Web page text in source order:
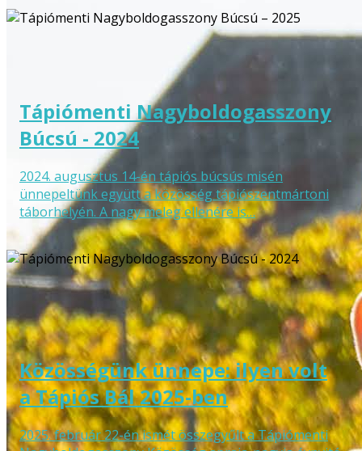
Tápiómenti Nagyboldogasszony
Búcsú - 2024
2024. augusztus 14-én tápiós búcsús misén
ünnepeltünk együtt a közösség tápiószentmártoni
táborhelyén. A nagy meleg ellenére is…
Közösségünk ünnepe: ilyen volt
a Tápiós Bál 2025-ben
2025. február 22-én ismét összegyűlt a Tápiómenti